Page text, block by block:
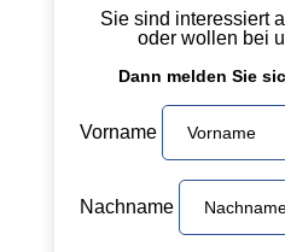
Sie sind interessiert
oder wollen bei
Dann melden Sie
Vorname
Nachname